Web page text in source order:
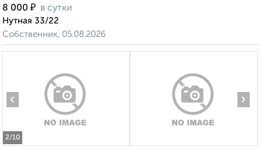
8 000 ₽ в сутки
Нутная 33/22
Собственник, 05.08.2026
2/10
‹ ›